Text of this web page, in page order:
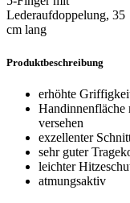
Produktbeschreibung
erhöhte
Handinnenfläche
versehen
exzellenter
sehr guter
leichter
atmungsaktiv